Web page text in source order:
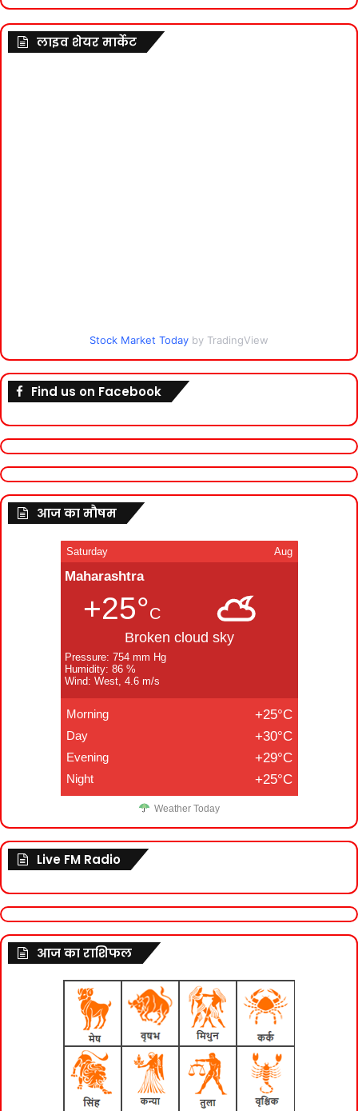
लाइव शेयर मार्केट
Stock Market Today by TradingView
Find us on Facebook
आज का मौषम
Saturday Aug
Maharashtra
+25°C
Broken cloud sky
Pressure: 754 mm Hg
Humidity: 86 %
Wind: West, 4.6 m/s
Morning +25°C
Day +30°C
Evening +29°C
Night +25°C
Weather Today
Live FM Radio
आज का राशिफल